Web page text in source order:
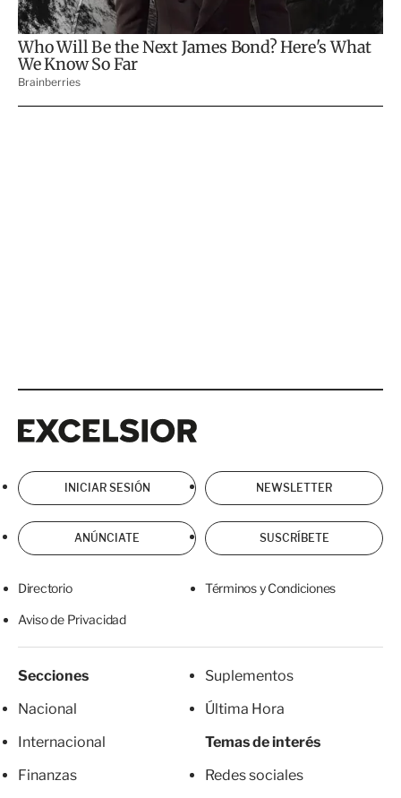
INICIAR SESIÓN NEWSLETTER
ANÚNCIATE SUSCRÍBETE
Directorio Términos y Condiciones
Aviso de Privacidad
Secciones
Nacional
Internacional
Finanzas
Suplementos
Última Hora
Temas de interés
Redes sociales